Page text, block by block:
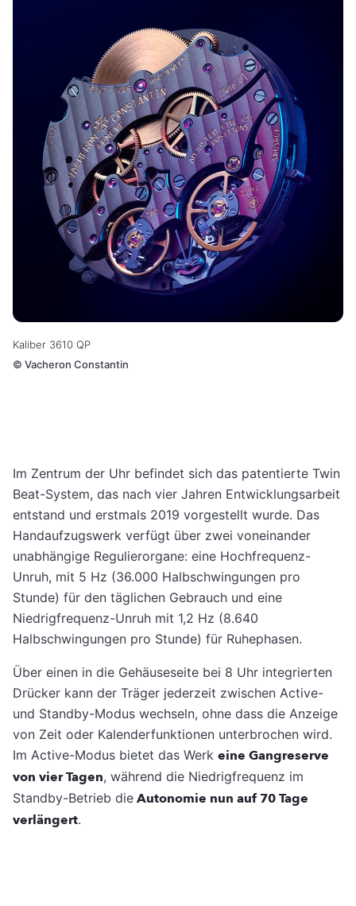
Kaliber 3610 QP
© Vacheron Constantin
Im Zentrum der Uhr befindet sich das patentierte Twin
Beat-System, das nach vier Jahren Entwicklungsarbeit
entstand und erstmals 2019 vorgestellt wurde. Das
Handaufzugswerk verfügt über zwei voneinander
unabhängige Regulierorgane: eine Hochfrequenz-
Unruh, mit 5 Hz (36.000 Halbschwingungen pro
Stunde) für den täglichen Gebrauch und eine
Niedrigfrequenz-Unruh mit 1,2 Hz (8.640
Halbschwingungen pro Stunde) für Ruhephasen.
Über einen in die Gehäuseseite bei 8 Uhr integrierten
Drücker kann der Träger jederzeit zwischen Active-
und Standby-Modus wechseln, ohne dass die Anzeige
von Zeit oder Kalenderfunktionen unterbrochen wird.
Im Active-Modus bietet das Werk eine Gangreserve
von vier Tagen, während die Niedrigfrequenz im
Standby-Betrieb die Autonomie nun auf 70 Tage
verlängert.